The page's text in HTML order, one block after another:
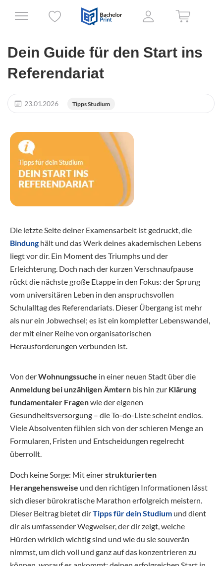
Dein Guide für den Start ins
Referendariat
23.01.2026 Tipps Studium
Die letzte Seite deiner Examensarbeit ist gedruckt, die
Bindung hält und das Werk deines akademischen Lebens
liegt vor dir. Ein Moment des Triumphs und der
Erleichterung. Doch nach der kurzen Verschnaufpause
rückt die nächste große Etappe in den Fokus: der Sprung
vom universitären Leben in den anspruchsvollen
Schulalltag des Referendariats. Dieser Übergang ist mehr
als nur ein Jobwechsel; es ist ein kompletter Lebenswandel,
der mit einer Reihe von organisatorischen
Herausforderungen verbunden ist.
Von derWohnungssuche in einer neuen Stadt über die
Anmeldung bei unzähligen Ämtern bis hin zur Klärung
fundamentaler Fragenwie der eigenen
Gesundheitsversorgung – die To-do-Liste scheint endlos.
Viele Absolventen fühlen sich von der schieren Menge an
Formularen, Fristen und Entscheidungen regelrecht
überrollt.
Doch keine Sorge: Mit einerstrukturierten
Herangehensweise und den richtigen Informationen lässt
sich dieser bürokratische Marathon erfolgreich meistern.
Dieser Beitrag bietet dirTipps für dein Studium und dient
dir als umfassender Wegweiser, der dir zeigt, welche
Hürden wirklich wichtig sind und wie du sie souverän
nimmst, um dich voll und ganz auf das konzentrieren zu